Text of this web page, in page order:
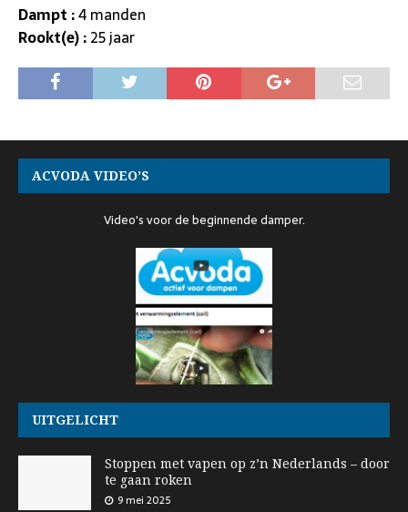
Dampt :4 manden
Rookt(e) :25 jaar
ACVODA VIDEO’S
Video's voor de beginnende damper.
UITGELICHT
Stoppen met vapen op z’n Nederlands – door
te gaan roken
9 mei 2025